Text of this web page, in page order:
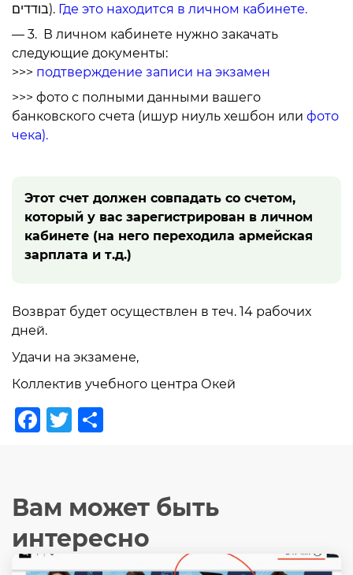
בודדים). Где это находится в личном кабинете.
— 3. В личном кабинете нужно закачать
следующие документы:
>>> подтверждение записи на экзамен
>>> фото с полными данными вашего
банковского счета (ишур ниуль хешбон или фото
чека).
Этот счет должен совпадать со счетом,
который у вас зарегистрирован в личном
кабинете (на него переходила армейская
зарплата и т.д.)
Возврат будет осуществлен в теч. 14 рабочих
дней.
Удачи на экзамене,
Коллектив учебного центра Окей
Facebook
Twitter
Вам может быть
интересно